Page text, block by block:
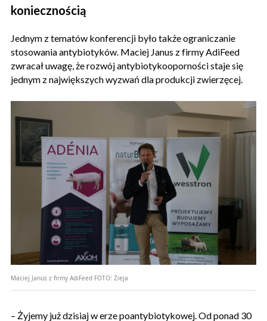
koniecznością
Jednym z tematów konferencji było także ograniczanie
stosowania antybiotyków. Maciej Janus z firmy AdiFeed
zwracał uwagę, że rozwój antybiotykooporności staje się
jednym z największych wyzwań dla produkcji zwierzęcej.
Maciej Janus z firmy AdiFeed FOTO: Zieja
– Żyjemy już dzisiaj w erze poantybiotykowej. Od ponad 30